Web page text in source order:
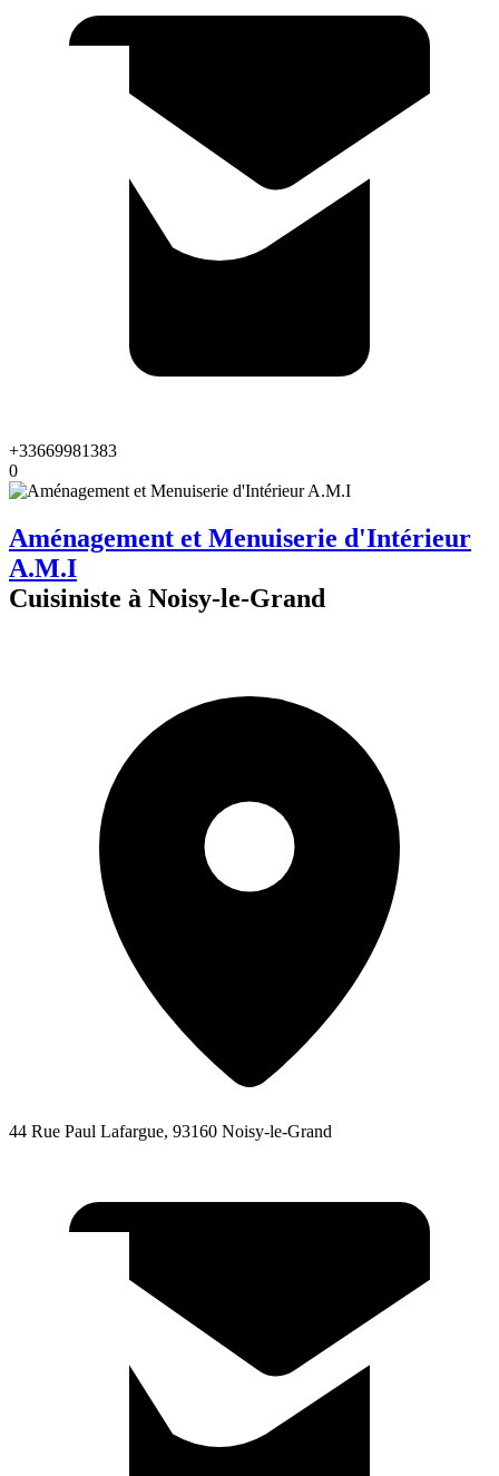
+33669981383
0
Aménagement et Menuiserie d'Intérieur
A.M.I
Cuisiniste à Noisy-le-Grand
44 Rue Paul Lafargue, 93160 Noisy-le-Grand